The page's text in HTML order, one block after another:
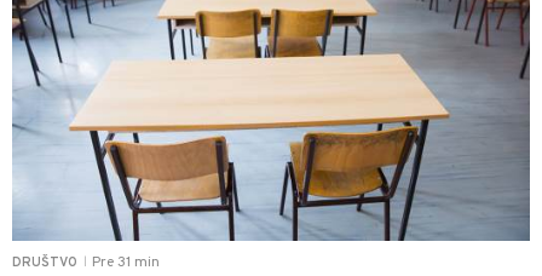
DRUŠTVO Pre 31 min